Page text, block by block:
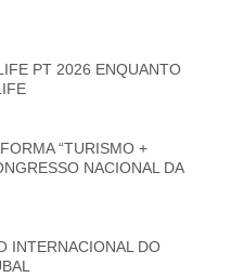
PT 2026 ENQUANTO
“TURISMO +
NACIONAL DA
INTERNACIONAL DO